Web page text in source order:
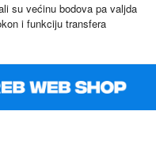
su većinu bodova pa valjda
i funkciju transfera